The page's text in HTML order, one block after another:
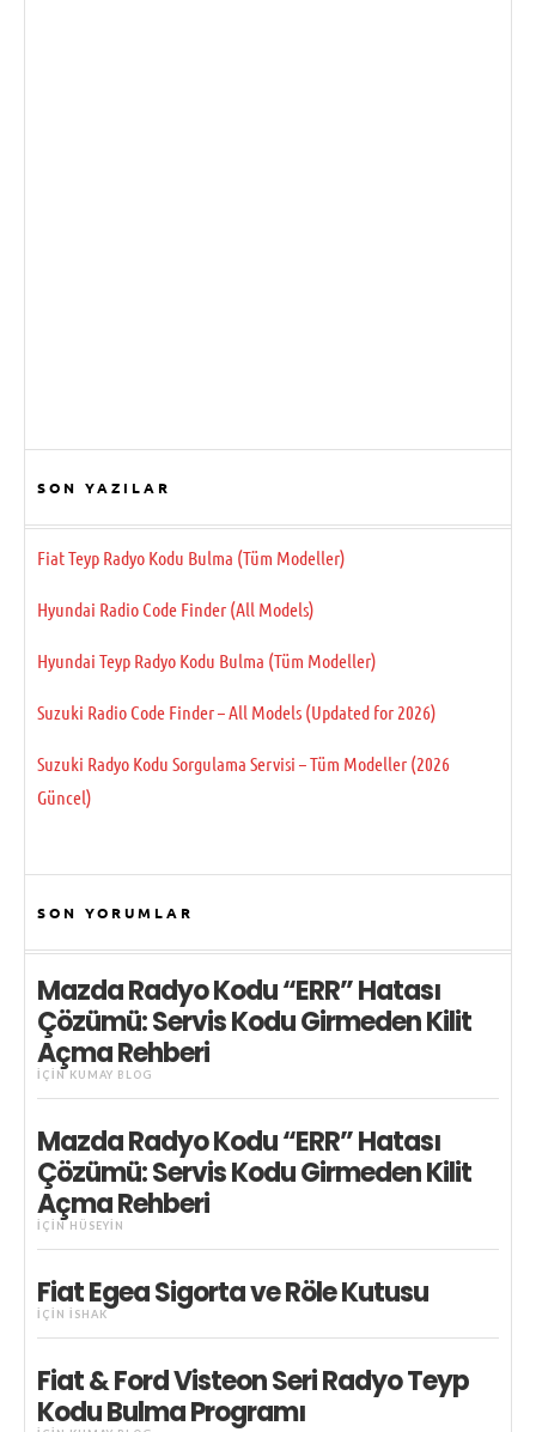
SON YAZILAR
Fiat Teyp Radyo Kodu Bulma (Tüm Modeller)
Hyundai Radio Code Finder (All Models)
Hyundai Teyp Radyo Kodu Bulma (Tüm Modeller)
Suzuki Radio Code Finder – All Models (Updated for 2026)
Suzuki Radyo Kodu Sorgulama Servisi – Tüm Modeller (2026
Güncel)
SON YORUMLAR
Mazda Radyo Kodu “ERR” Hatası
Çözümü: Servis Kodu Girmeden Kilit
Açma Rehberi
IÇIN KUMAY BLOG
Mazda Radyo Kodu “ERR” Hatası
Çözümü: Servis Kodu Girmeden Kilit
Açma Rehberi
IÇIN HÜSEYIN
Fiat Egea Sigorta ve Röle Kutusu
IÇIN İSHAK
Fiat & Ford Visteon Seri Radyo Teyp
Kodu Bulma Programı